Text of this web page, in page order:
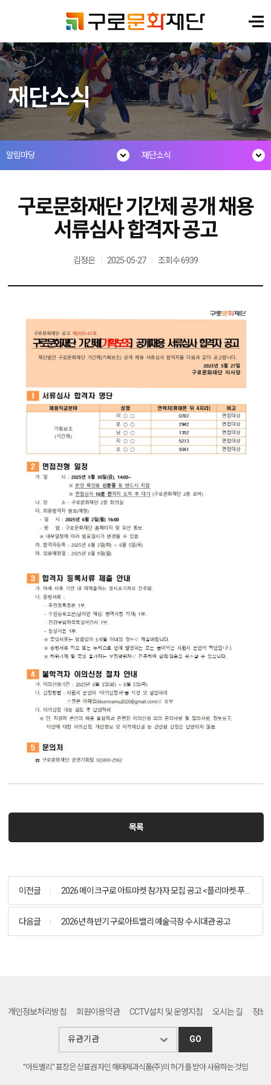
재단소식
알림마당 재단소식
구로문화재단 기간제 공개 채용
서류심사 합격자 공고
김정은 2025-05-27 조회수 6939
목록
이전글 2026 메이크구로 아트마켓 참가자 모집 공고 <플리마켓·푸드트럭·매점부스 분야>
다음글 2026년 하반기 구로아트밸리 예술극장 수시대관 공고
개인정보처리방침 회원이용약관 CCTV설치 및 운영지침 오시는 길 정보
GO
"아트밸리" 표장은 상표권자인 해태제과식품(주)의 허가를 받아 사용하는 것임